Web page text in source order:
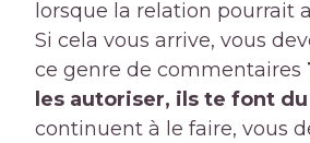
lorsque la relation pourrait
Si cela vous arrive, vous
ce genre de commentaires
les autoriser, ils te font
continuent à le faire, vous